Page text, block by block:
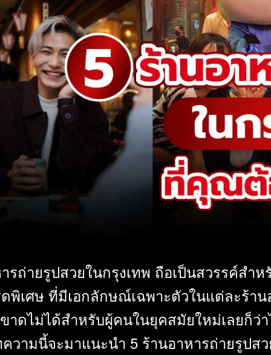
รถ่ายรูปสวยในกรุงเทพ ถือเป็นสวรรค์ส
พิเศษ ที่มีเอกลักษณ์เฉพาะตัวในแต่ละร้าน
าดไม่ได้สำหรับผู้คนในยุคสมัยใหม่เลยก็ว่
วามนี้จะมาแนะนำ 5 ร้านอาหารถ่ายรูปส